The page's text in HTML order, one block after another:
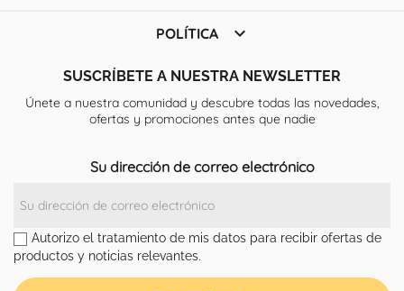
POLÍTICA 
SUSCRÍBETE A NUESTRA NEWSLETTER
Únete a nuestra comunidad y descubre todas las novedades,
ofertas y promociones antes que nadie
Su dirección de correo electrónico
Autorizo el tratamiento de mis datos para recibir ofertas de
productos y noticias relevantes.